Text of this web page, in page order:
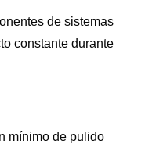
de sistemas
constante durante
mínimo de pulido